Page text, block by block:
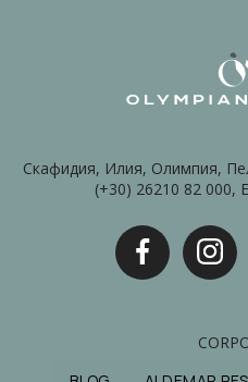
Скафидия, Илия, Олимпия,
(+30) 26210 82 000,